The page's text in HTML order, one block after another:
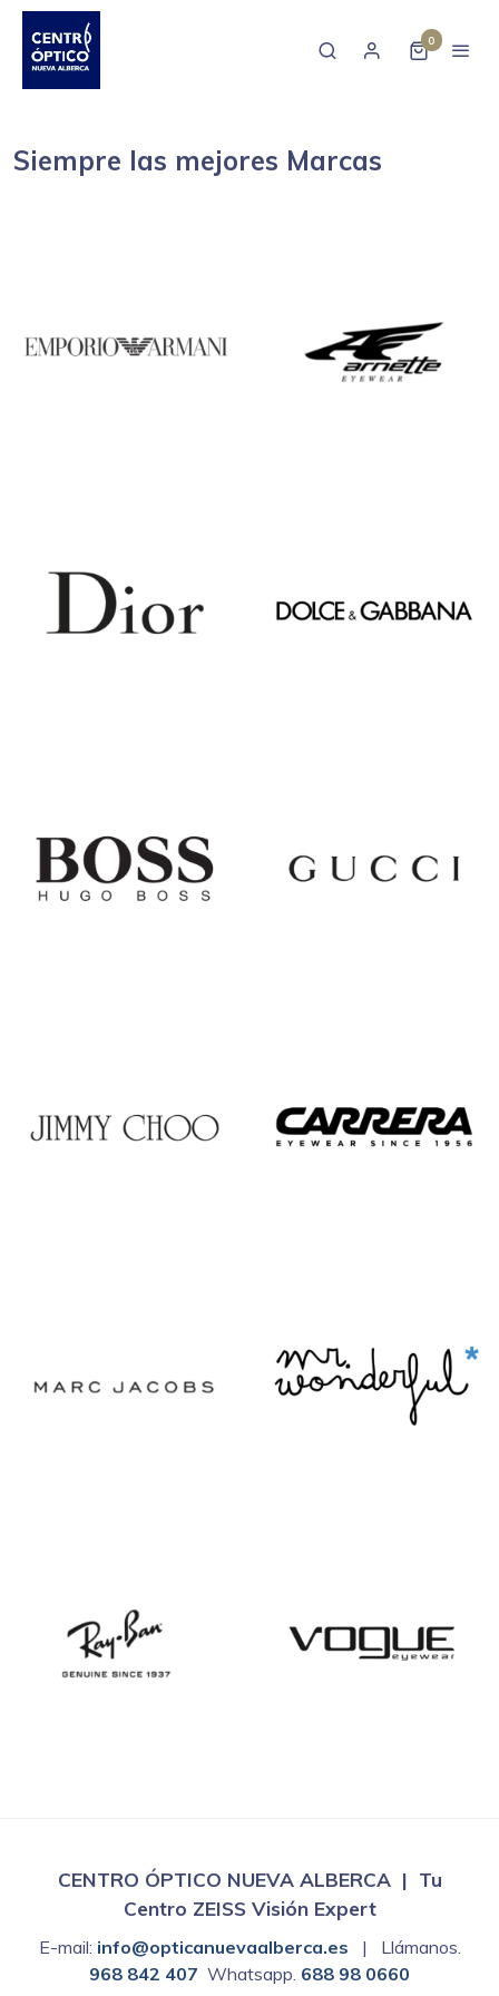
0
Siempre las mejores Marcas
CENTRO ÓPTICO NUEVA ALBERCA | Tu
Centro ZEISS Visión Expert
E-mail: info@opticanuevaalberca.es
| Llámanos.
968 842 407 Whatsapp. 688 98 0660